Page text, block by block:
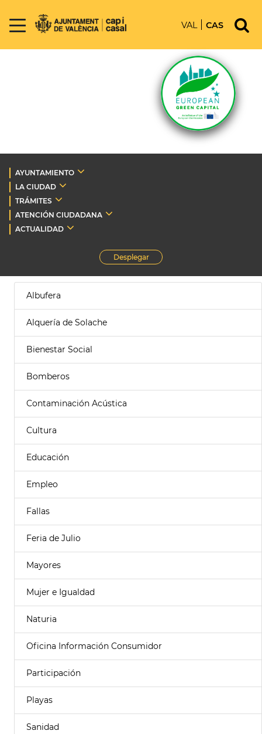
VAL CAS
AYUNTAMIENTO
LA CIUDAD
TRÁMITES
ATENCIÓN CIUDADANA
ACTUALIDAD
Desplegar
Albufera
Alquería de Solache
Bienestar Social
Bomberos
Contaminación Acústica
Cultura
Educación
Empleo
Fallas
Feria de Julio
Mayores
Mujer e Igualdad
Naturia
Oficina Información Consumidor
Participación
Playas
Sanidad